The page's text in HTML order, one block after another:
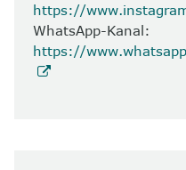
https://
WhatsApp-Kanal:
https://